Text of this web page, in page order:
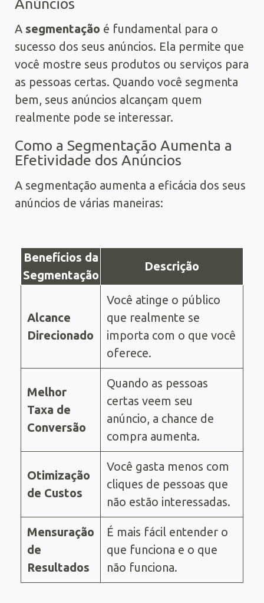
Anúncios
A segmentação é fundamental para o
sucesso dos seus anúncios. Ela permite que
você mostre seus produtos ou serviços para
as pessoas certas. Quando você segmenta
bem, seus anúncios alcançam quem
realmente pode se interessar.
Como a Segmentação Aumenta a
Efetividade dos Anúncios
A segmentação aumenta a eficácia dos seus
anúncios de várias maneiras:
Benefícios da
Segmentação
Descrição
Alcance
Direcionado
Você atinge o público
que realmente se
importa com o que você
oferece.
Melhor
Taxa de
Conversão
Quando as pessoas
certas veem seu
anúncio, a chance de
compra aumenta.
Otimização
de Custos
Você gasta menos com
cliques de pessoas que
não estão interessadas.
Mensuração
de
Resultados
É mais fácil entender o
que funciona e o que
não funciona.